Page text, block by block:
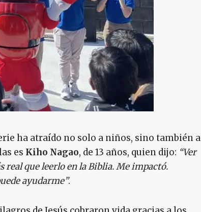
ha atraído no solo a niños, sino también a
es Kiho Nagao, de 13 años, quien dijo: “Ver
real que leerlo en la Biblia. Me impactó.
ayudarme”.